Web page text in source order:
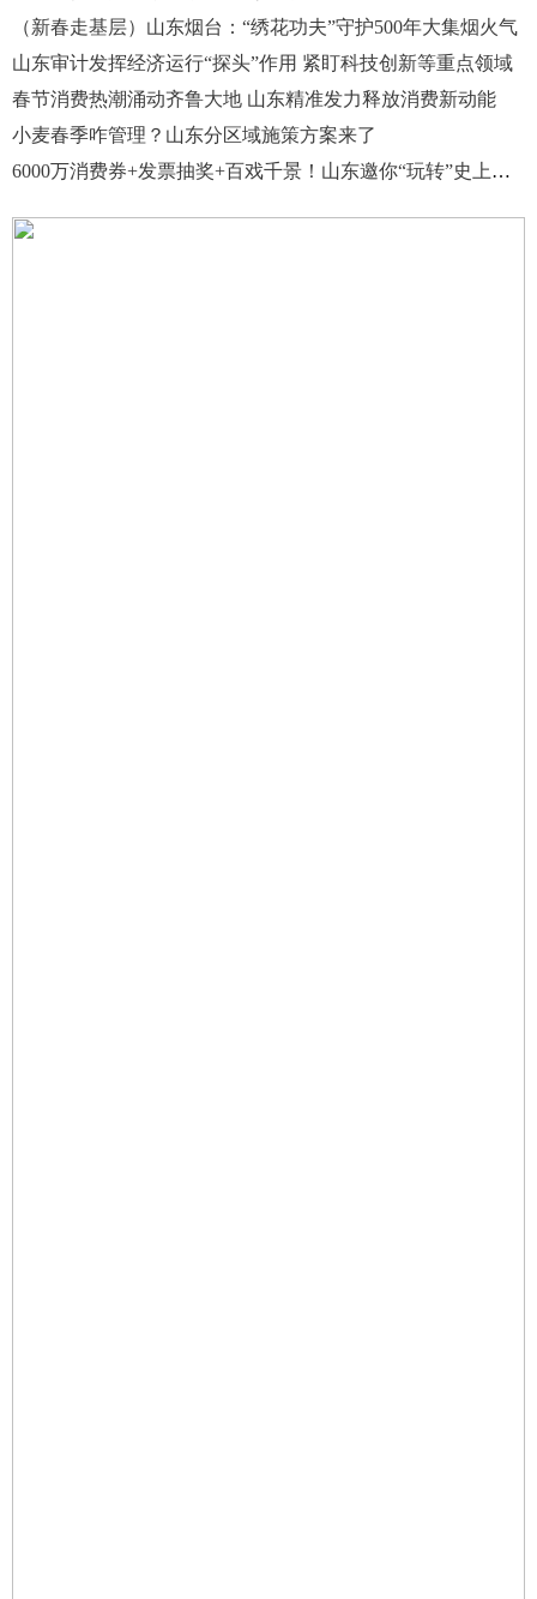
（新春走基层）山东烟台：“绣花功夫”守护500年大集烟火气
山东审计发挥经济运行“探头”作用 紧盯科技创新等重点领域
春节消费热潮涌动齐鲁大地 山东精准发力释放消费新动能
小麦春季咋管理？山东分区域施策方案来了
6000万消费券+发票抽奖+百戏千景！山东邀你“玩转”史上最长春节假期